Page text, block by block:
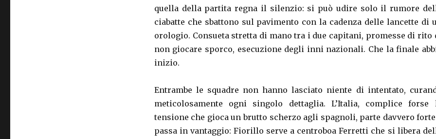
quella della partita regna il silenzio: si può udire solo il rumore
ciabatte che sbattono sul pavimento con la cadenza delle lancette di
orologio. Consueta stretta di mano tra i due capitani, promesse di rito
non giocare sporco, esecuzione degli inni nazionali. Che la finale
inizio.
Entrambe le squadre non hanno lasciato niente di intentato,
meticolosamente ogni singolo dettaglia. L’Italia, complice forse
tensione che gioca un brutto scherzo agli spagnoli, parte davvero forte
passa in vantaggio: Fiorillo serve a centroboa Ferretti che si libera